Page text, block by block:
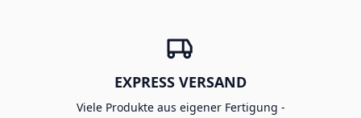
EXPRESS VERSAND
Viele Produkte aus eigener Fertigung -